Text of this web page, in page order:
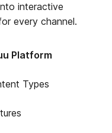
interactive
every channel.
Platform
Types